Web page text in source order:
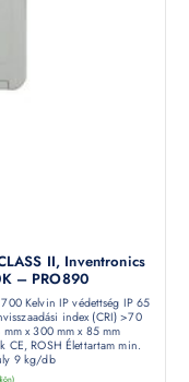
II, Inventronics
– PRO890
Kelvin IP védettség IP 65
index (CRI) >70
x 300 mm x 85 mm
CE, ROSH Élettartam min.
9 kg/db